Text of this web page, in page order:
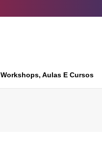
Workshops, Aulas E Cursos